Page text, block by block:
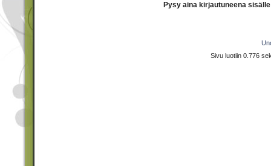
Pysy aina kirjautuneena
Sivu luotiin 0.776